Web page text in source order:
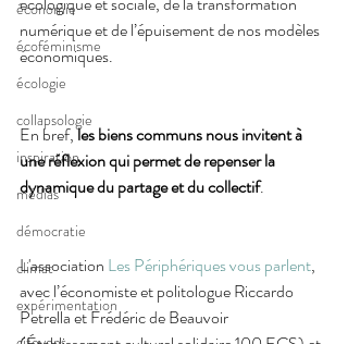
économie
écoféminisme
écologie
collapsologie
inspiration
médias
démocratie
climat
expérimentation
numérique et de l’épuisement de nos modèles
économiques.
En bref, les biens communs nous invitent à
une réflexion qui permet de repenser la
dynamique du partage et du collectif.
​​L'association Les Périphériques vous parlent,
avec l’économiste et politologue Riccardo
Petrella et Frédéric de Beauvoir